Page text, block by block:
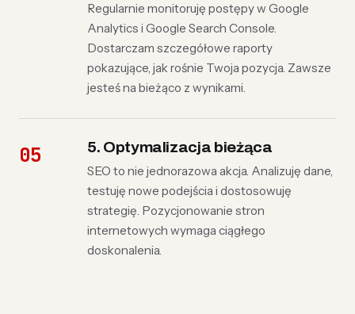
Regularnie monitoruję postępy w Google
Analytics i Google Search Console.
Dostarczam szczegółowe raporty
pokazujące, jak rośnie Twoja pozycja. Zawsze
jesteś na bieżąco z wynikami.
5. Optymalizacja bieżąca
SEO to nie jednorazowa akcja. Analizuję dane,
testuję nowe podejścia i dostosowuję
strategię. Pozycjonowanie stron
internetowych wymaga ciągłego
doskonalenia.